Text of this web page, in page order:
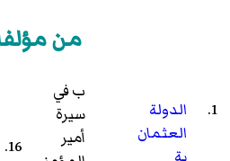
من
الدولة
العثمان
ية
ب في
سيرة
أمير